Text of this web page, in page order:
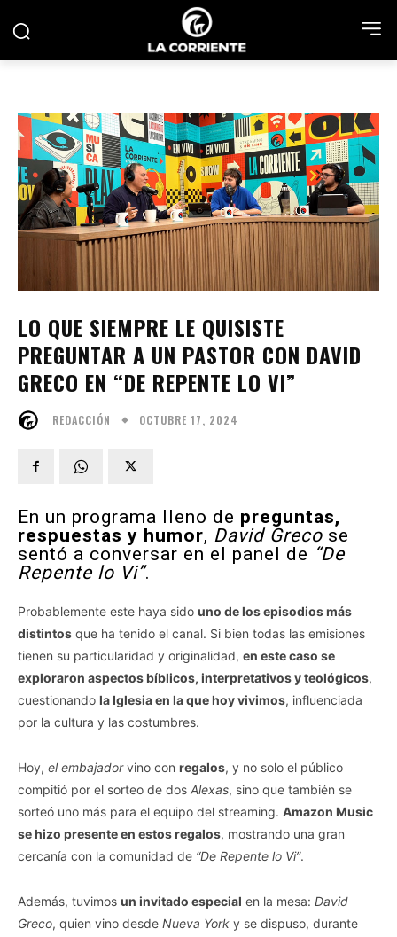
LO QUE SIEMPRE LE QUISISTE
PREGUNTAR A UN PASTOR CON DAVID
GRECO EN “DE REPENTE LO VI”
REDACCIÓN OCTUBRE 17, 2024
En un programa lleno de preguntas,
respuestas y humor, David Greco se
sentó a conversar en el panel de “De
Repente lo Vi”.
Probablemente este haya sido uno de los episodios más
distintos que ha tenido el canal. Si bien todas las emisiones
tienen su particularidad y originalidad, en este caso se
exploraron aspectos bíblicos, interpretativos y teológicos,
cuestionando la Iglesia en la que hoy vivimos, influenciada
por la cultura y las costumbres.
Hoy, el embajadorvino con regalos, y no solo el público
compitió por el sorteo de dos Alexas, sino que también se
sorteó uno más para el equipo del streaming. Amazon Music
se hizo presente en estos regalos, mostrando una gran
cercanía con la comunidad de “De Repente lo Vi”.
Además, tuvimos un invitado especial en la mesa: David
Greco, quien vino desde Nueva York y se dispuso, durante